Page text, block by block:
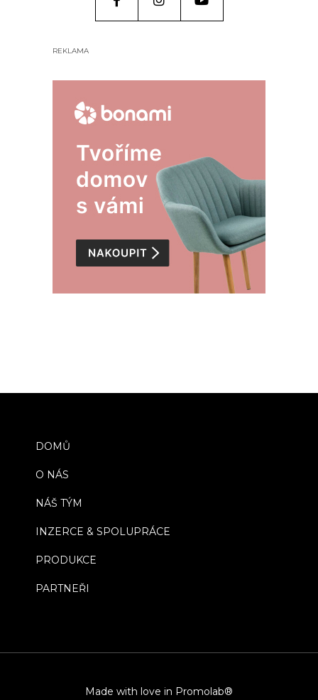
REKLAMA
DOMŮ
O NÁS
NÁŠ TÝM
INZERCE & SPOLUPRÁCE
PRODUKCE
PARTNEŘI
Made with love in Promolab®